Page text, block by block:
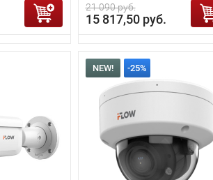
21 090 руб.
15 817,50 руб.
NEW! -25%